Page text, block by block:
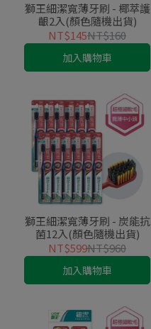
獅王細潔寬薄牙刷 - 椰萃護
齦2入(顏色隨機出貨)
NT$145NT$160
加入購物車
獅王細潔寬薄牙刷 - 炭能抗
菌12入(顏色隨機出貨)
NT$599NT$960
加入購物車